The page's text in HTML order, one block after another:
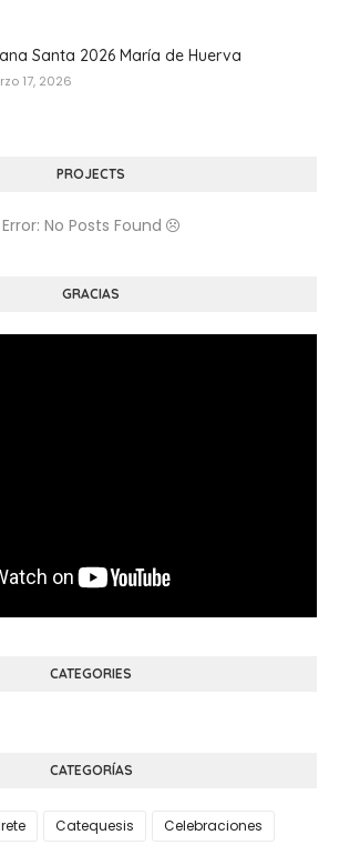
Santa 2026 María de Huerva
17, 2026
PROJECTS
Error: No Posts Found
GRACIAS
CATEGORIES
CATEGORÍAS
Catequesis
Celebraciones